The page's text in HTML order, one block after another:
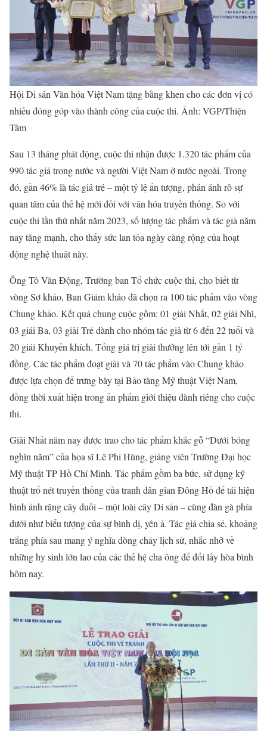
Hội Di sản Văn hóa Việt Nam tặng bằng khen cho các đơn vị có
nhiều đóng góp vào thành công của cuộc thi. Ảnh: VGP/Thiện
Tâm
Sau 13 tháng phát động, cuộc thi nhận được 1.320 tác phẩm của
990 tác giả trong nước và người Việt Nam ở nước ngoài. Trong
đó, gần 46% là tác giả trẻ – một tỷ lệ ấn tượng, phản ánh rõ sự
quan tâm của thế hệ mới đối với văn hóa truyền thống. So với
cuộc thi lần thứ nhất năm 2023, số lượng tác phẩm và tác giả năm
nay tăng mạnh, cho thấy sức lan tỏa ngày càng rộng của hoạt
động nghệ thuật này.
Ông Tô Văn Động, Trưởng ban Tổ chức cuộc thi, cho biết từ
vòng Sơ khảo, Ban Giám khảo đã chọn ra 100 tác phẩm vào vòng
Chung khảo. Kết quả chung cuộc gồm: 01 giải Nhất, 02 giải Nhì,
03 giải Ba, 03 giải Trẻ dành cho nhóm tác giả từ 6 đến 22 tuổi và
20 giải Khuyến khích. Tổng giá trị giải thưởng lên tới gần 1 tỷ
đồng. Các tác phẩm đoạt giải và 70 tác phẩm vào Chung khảo
được lựa chọn để trưng bày tại Bảo tàng Mỹ thuật Việt Nam,
đồng thời xuất hiện trong ấn phẩm giới thiệu dành riêng cho cuộc
thi.
Giải Nhất năm nay được trao cho tác phẩm khắc gỗ “Dưới bóng
nghìn năm” của họa sĩ Lê Phi Hùng, giảng viên Trường Đại học
Mỹ thuật TP Hồ Chí Minh. Tác phẩm gồm ba bức, sử dụng kỹ
thuật trổ nét truyền thống của tranh dân gian Đông Hồ để tái hiện
hình ảnh rặng cây duối – một loài cây Di sản – cùng đàn gà phía
dưới như biểu tượng của sự bình dị, yên ả. Tác giả chia sẻ, khoảng
trắng phía sau mang ý nghĩa dòng chảy lịch sử, nhắc nhở về
những hy sinh lớn lao của các thế hệ cha ông để đổi lấy hòa bình
hôm nay.